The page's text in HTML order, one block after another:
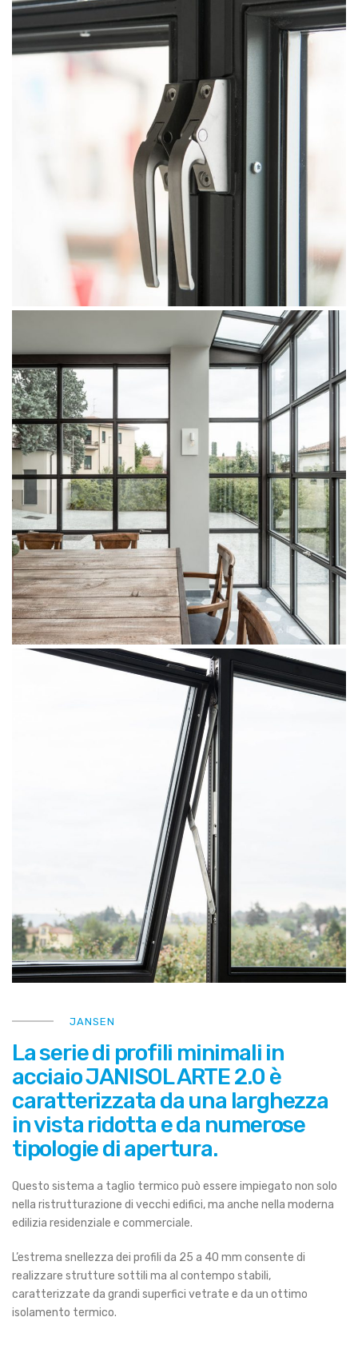
JANSEN
La serie di profili minimali in
acciaio JANISOL ARTE 2.0 è
caratterizzata da una larghezza
in vista ridotta e da numerose
tipologie di apertura.
Questo sistema a taglio termico può essere impiegato non solo
nella ristrutturazione di vecchi edifici, ma anche nella moderna
edilizia residenziale e commerciale.
L’estrema snellezza dei profili da 25 a 40 mm consente di
realizzare strutture sottili ma al contempo stabili,
caratterizzate da grandi superfici vetrate e da un ottimo
isolamento termico.